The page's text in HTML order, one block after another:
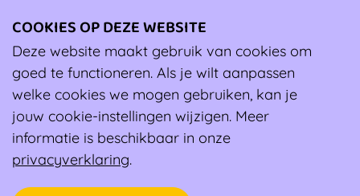
Tools
Sportouders Toolbox: speelse gespreksstarters voor
ouders en trainers
Sportouders Toolbox: speelse gespreksstarters voor
ouders en trainers
Sportouders Toolbox: speelse gespreksstarters voor
ouders en trainers
COOKIES OP DEZE WEBSITE
Deze website maakt gebruik van cookies om
goed te functioneren. Als je wilt aanpassen
welke cookies we mogen gebruiken, kan je
jouw cookie-instellingen wijzigen. Meer
informatie is beschikbaar in onze
privacyverklaring.